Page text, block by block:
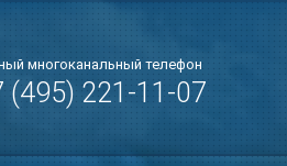
многоканальный телефон
(495) 221-11-07